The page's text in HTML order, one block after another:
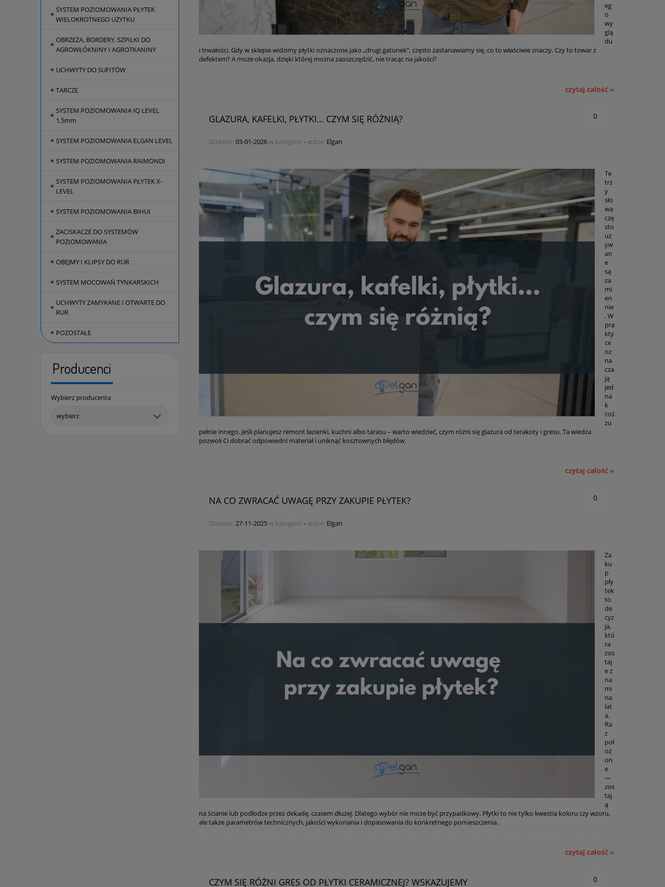
SYSTEM POZIOMOWANIA PŁYTEK
WIELOKROTNEGO UŻYTKU
OBRZEŻA, BORDERY, SZPILKI DO
AGROWŁÓKNINY I AGROTKANINY
UCHWYTY DO SUFITÓW
TARCZE
SYSTEM POZIOMOWANIA IQ LEVEL
1,5mm
SYSTEM POZIOMOWANIA ELGAN LEVEL
SYSTEM POZIOMOWANIA RAIMONDI
SYSTEM POZIOMOWANIA PŁYTEK X-
LEVEL
SYSTEM POZIOMOWANIA BIHUI
ZACISKACZE DO SYSTEMÓW
POZIOMOWANIA
OBEJMY I KLIPSY DO RUR
SYSTEM MOCOWAŃ TYNKARSKICH
UCHWYTY ZAMYKANE I OTWARTE DO
RUR
POZOSTAŁE
Producenci
Wybierz producenta
eg
o
wy
glą
du
i trwałości. Gdy w sklepie widzimy płytki oznaczone jako „drugi gatunek”, często zastanawiamy się, co to właściwie znaczy. Czy to towar z
defektem? A może okazja, dzięki której można zaoszczędzić, nie tracąc na jakości?
czytaj całość »
GLAZURA, KAFELKI, PŁYTKI… CZYM SIĘ RÓŻNIĄ? 0
Dodano: 03-01-2026w kategorii: - autor: Elgan
Te
trz
y
sło
wa
czę
sto
uż
yw
an
e
są
za
mi
en
nie
. W
pra
kty
ce
oz
na
cza
ją
jed
na
k
coś
zu
pełnie innego. Jeśli planujesz remont łazienki, kuchni albo tarasu – warto wiedzieć, czym różni się glazura od terakoty i gresu. Ta wiedza
pozwoli Ci dobrać odpowiedni materiał i uniknąć kosztownych błędów.
czytaj całość »
NA CO ZWRACAĆ UWAGĘ PRZY ZAKUPIE PŁYTEK? 0
Dodano: 27-11-2025w kategorii: - autor: Elgan
Za
ku
p
pły
tek
to
de
cyz
ja,
któ
ra
zos
taj
e z
na
mi
na
lat
a.
Ra
z
poł
oż
on
e
—
zos
taj
ą
na ścianie lub podłodze przez dekadę, czasem dłużej. Dlatego wybór nie może być przypadkowy. Płytki to nie tylko kwestia koloru czy wzoru,
ale także parametrów technicznych, jakości wykonania i dopasowania do konkretnego pomieszczenia.
czytaj całość »
CZYM SIĘ RÓŻNI GRES OD PŁYTKI CERAMICZNEJ? WSKAZUJEMY 0